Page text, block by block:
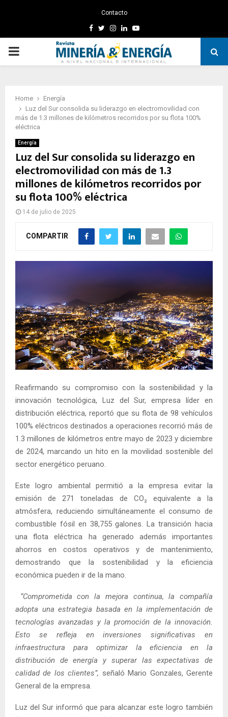
Contacto
Facebook
TwitterInstagram
LinkedinYoutube
PRIMARY
Home
Energía
Luz del Sur consolida su liderazgo en electromovilidad con
más de 1.3 millones de kilómetros recorridos por su flota 100%
eléctrica
Energía
Luz del Sur consolida su liderazgo en
electromovilidad con más de 1.3
millones de kilómetros recorridos por
su flota 100% eléctrica
14 de julio de 2025
COMPARTIR
Reafirmando su compromiso con la sostenibilidad y la
innovación tecnológica, Luz del Sur, empresa líder en
distribución eléctrica, reportó que su flota de 98 vehículos
100% eléctricos destinados a operaciones recorrió más de
1.3 millones de kilómetros entre mayo de 2023 y diciembre
de 2024, marcando un hito en la movilidad sostenible del
sector energético peruano.
Este logro ambiental permitió a la empresa evitar la
emisión de 271 toneladas de CO₂ equivalente a la
atmósfera, reduciendo simultáneamente el consumo de
combustible fósil en 38,755 galones. La transición hacia
una flota eléctrica ha generado además importantes
ahorros en costos operativos y de mantenimiento,
demostrando que la sostenibilidad y la eficiencia
económica pueden ir de la mano.
“Comprometida con la mejora continua, la compañía
adopta una estrategia basada en la implementación de
tecnologías avanzadas y la promoción de la innovación.
Esto se refleja en inversiones significativas en
infraestructura para optimizar la eficiencia en la
distribución de energía y superar las expectativas de
calidad de los clientes”, señaló Mario Gonzales, Gerente
General de la empresa.
Luz del Sur informó que para alcanzar este logro también